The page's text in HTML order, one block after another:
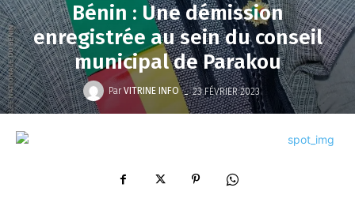
Bénin : Une démission
enregistrée au sein du conseil
municipal de Parakou
Par VITRINE INFO - 23 FÉVRIER 2023